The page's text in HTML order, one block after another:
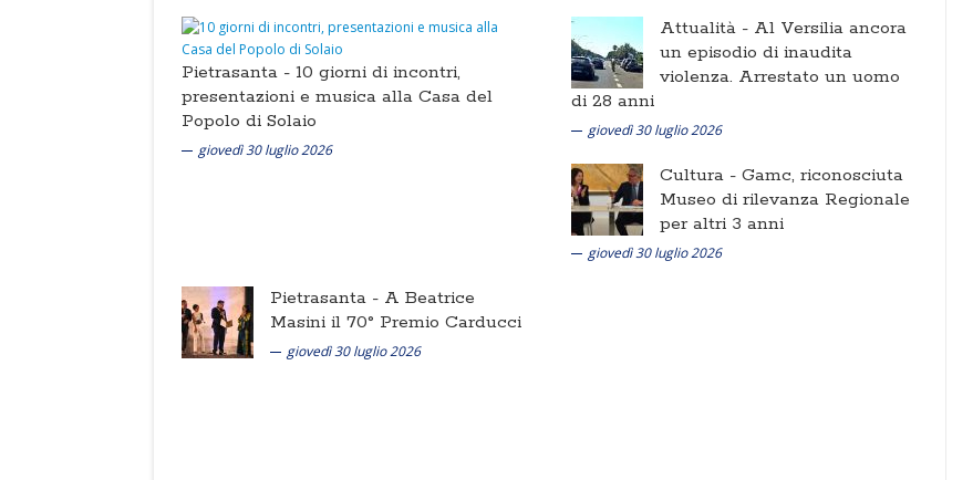
Pietrasanta - 10 giorni di incontri,
presentazioni e musica alla Casa del
Popolo di Solaio
giovedì 30 luglio 2026
Attualità - Al Versilia ancora
un episodio di inaudita
violenza. Arrestato un uomo
di 28 anni
giovedì 30 luglio 2026
Cultura - Gamc, riconosciuta
Museo di rilevanza Regionale
per altri 3 anni
giovedì 30 luglio 2026
Pietrasanta - A Beatrice
Masini il 70° Premio Carducci
giovedì 30 luglio 2026